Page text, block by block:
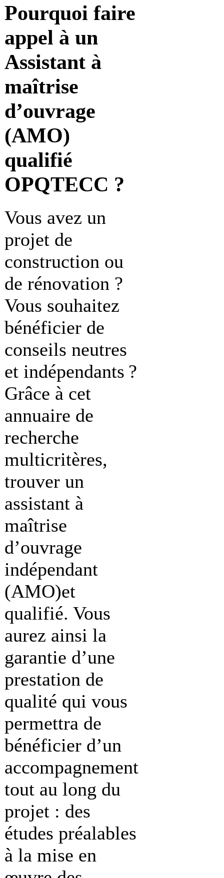
Pourquoi faire
appel à un
Assistant à
maîtrise
d’ouvrage
(AMO)
qualifié
OPQTECC ?
Vous avez un
projet de
construction ou
de rénovation ?
Vous souhaitez
bénéficier de
conseils neutres
et indépendants ?
Grâce à cet
annuaire de
recherche
multicritères,
trouver un
assistant à
maîtrise
d’ouvrage
indépendant
(AMO)et
qualifié. Vous
aurez ainsi la
garantie d’une
prestation de
qualité qui vous
permettra de
bénéficier d’un
accompagnement
tout au long du
projet : des
études préalables
à la mise en